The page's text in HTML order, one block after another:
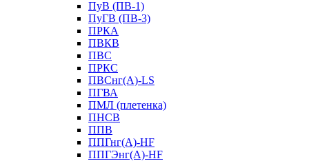
ПуВ (ПВ-1)
ПуГВ (ПВ-3)
ПРКА
ПВКВ
ПВС
ПРКС
ПВСнг(А)-LS
ПГВА
ПМЛ (плетенка)
ПНСВ
ППВ
ППГнг(А)-HF
ППГЭнг(А)-HF